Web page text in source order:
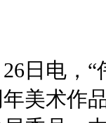
日电，“
美术作